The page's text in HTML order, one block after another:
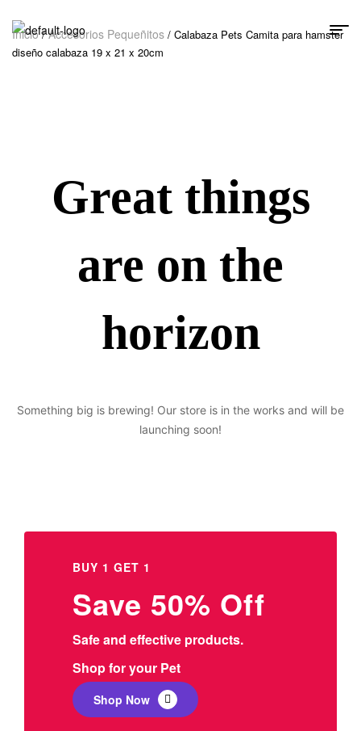
Inicio/Accesorios Pequeñitos / Calabaza Pets Camita para hamster
diseño calabaza 19 x 21 x 20cm
Great things
are on the
horizon
Something big is brewing! Our store is in the works and will be
launching soon!
BUY 1 GET 1
Save 50% Off
Safe and effective products.
Shop for your Pet
Shop Now